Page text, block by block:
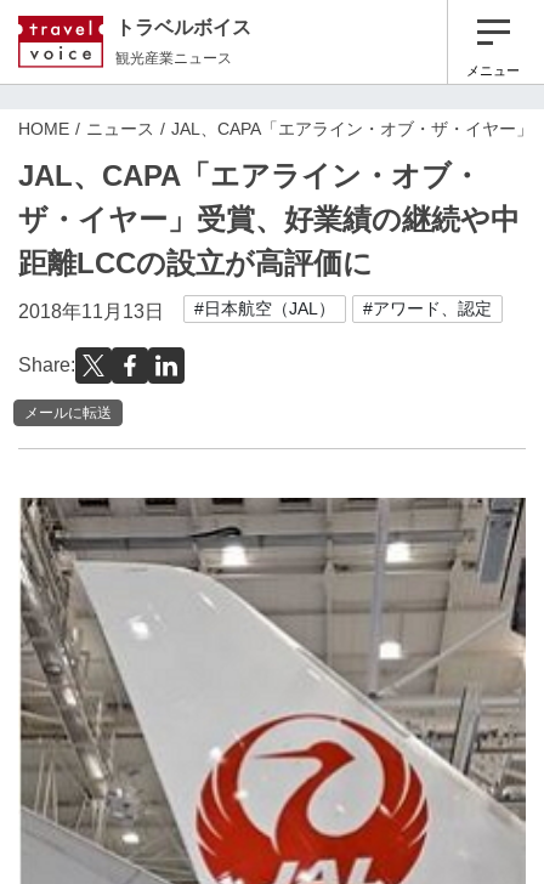
トラベルボイス
観光産業ニュース
メニュー
HOME ニュース JAL、CAPA「エアライン・オブ・ザ・イヤー
JAL、CAPA「エアライン・オブ・
ザ・イヤー」受賞、好業績の継続や中
距離LCCの設立が高評価に
2018年11月13日 #日本航空（JAL） #アワード、認定
Share:
メールに転送